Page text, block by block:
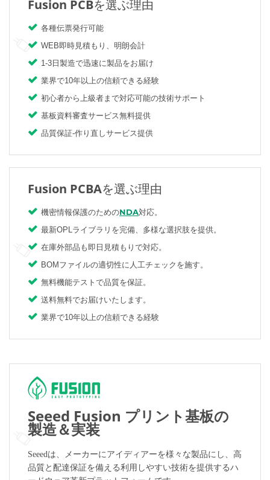
Fusion PCBを選ぶ理由
各種伝票発行可能
WEB即時見積もり、明朗会計
1-3日製造で迅速に製品をお届け
業界で10年以上の信頼できる経験
初心者から上級者まで対応可能の技術サポート
基板資料審査サービス無料提供
品質保証-作り直しサービス提供
Fusion PCBAを選ぶ理由
機密情報保護のためのNDA対応。
最新OPLライブラリを完備、多様な選択肢を提供。
在庫外部品も即日見積もりで対応。
BOMファイルの適切性に人工チェックを施す。
無料機能テストで品質を保証。
送料無料でお届けいたします。
業界で10年以上の信頼できる経験
Seeed Fusion プリント基板の
製造＆実装
Seeedは、メーカーにアイディアーを様々な製品にし、高
品質と配達保証を備える利用しやすい技術を提供するハ